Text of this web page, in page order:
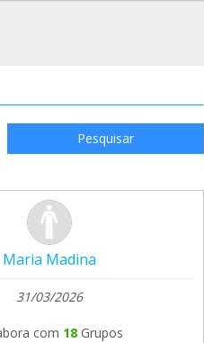
Pesquisar
Maria Madina
31/03/2026
com 18 Grupos